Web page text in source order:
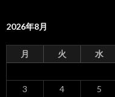
2026年8月
月 火 水
3
4 5